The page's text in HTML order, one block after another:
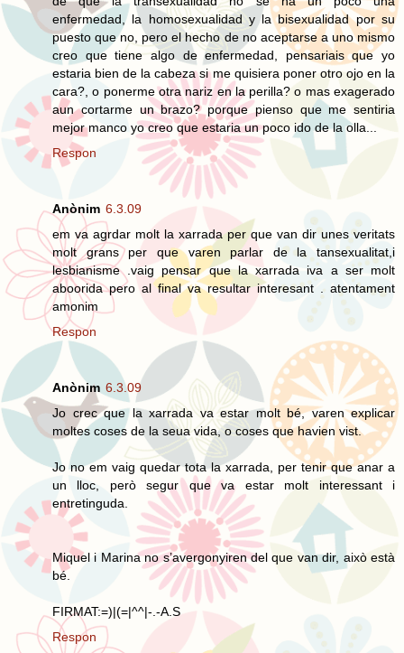
enfermedad, la homosexualidad y la bisexualidad por su
puesto que no, pero el hecho de no aceptarse a uno mismo
creo que tiene algo de enfermedad, pensariais que yo
estaria bien de la cabeza si me quisiera poner otro ojo en la
cara?, o ponerme otra nariz en la perilla? o mas exagerado
aun cortarme un brazo? porque pienso que me sentiria
mejor manco yo creo que estaria un poco ido de la olla...
Respon
Anònim 6.3.09
em va agrdar molt la xarrada per que van dir unes veritats
molt grans per que varen parlar de la tansexualitat,i
lesbianisme .vaig pensar que la xarrada iva a ser molt
aboorida pero al final va resultar interesant . atentament
amonim
Respon
Anònim 6.3.09
Jo crec que la xarrada va estar molt bé, varen explicar
moltes coses de la seua vida, o coses que havien vist.
Jo no em vaig quedar tota la xarrada, per tenir que anar a
un lloc, però segur que va estar molt interessant i
entretinguda.
Miquel i Marina no s’avergonyiren del que van dir, això està
bé.
FIRMAT:=)|(=|^^|-.-A.S
Respon